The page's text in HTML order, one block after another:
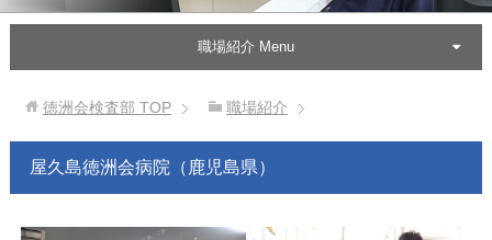
徳洲会検査部 TOP 職場紹介
屋久島徳洲会病院（鹿児島県）
職場紹介 Menu